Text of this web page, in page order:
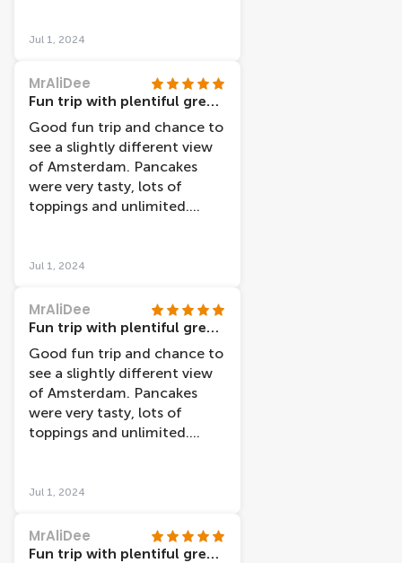
provided full dinner! Staff
Jul 1, 2024
MrAliDee
Fun trip with plentiful great food
Good fun trip and chance to
see a slightly different view
of Amsterdam. Pancakes
were very tasty, lots of
toppings and unlimited.
provided full dinner! Staff
Jul 1, 2024
MrAliDee
Fun trip with plentiful great food
Good fun trip and chance to
see a slightly different view
of Amsterdam. Pancakes
were very tasty, lots of
toppings and unlimited.
provided full dinner! Staff
Jul 1, 2024
MrAliDee
Fun trip with plentiful great food